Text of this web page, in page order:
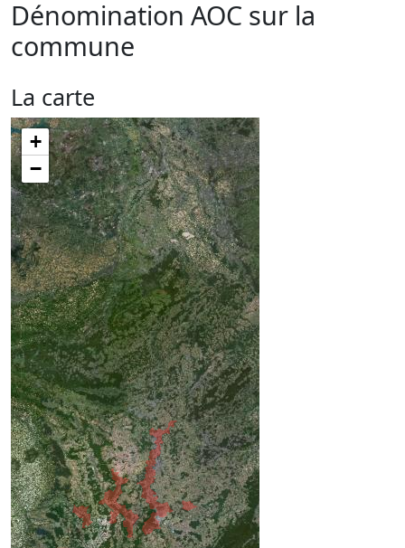
Dénomination AOC sur la
commune
La carte
+
−